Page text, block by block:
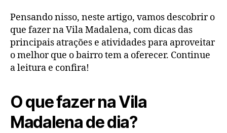
Pensando nisso, neste artigo, vamos descobrir o
que fazer na Vila Madalena, com dicas das
principais atrações e atividades para aproveitar
o melhor que o bairro tem a oferecer. Continue
a leitura e confira!
O que fazer na Vila
Madalena de dia​?